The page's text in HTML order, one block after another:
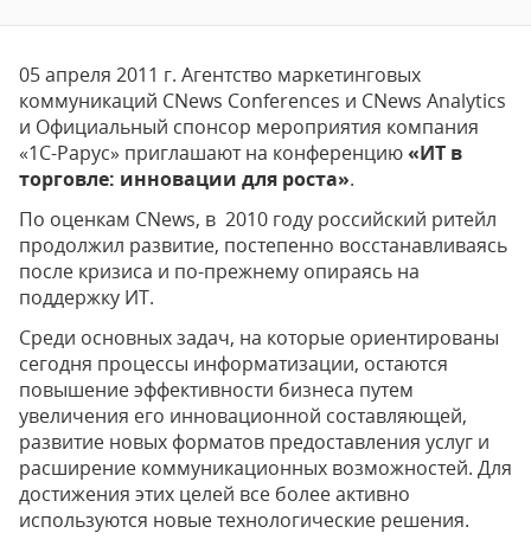
05 апреля 2011 г. Агентство маркетинговых
коммуникаций CNews Conferences и CNews Analytics
и Официальный спонсор мероприятия компания
«1С-Рарус» приглашают на конференцию«ИТ в
торговле: инновации для роста».
По оценкам CNews, в 2010 году российский ритейл
продолжил развитие, постепенно восстанавливаясь
после кризиса и по-прежнему опираясь на
поддержку ИТ.
Среди основных задач, на которые ориентированы
сегодня процессы информатизации, остаются
повышение эффективности бизнеса путем
увеличения его инновационной составляющей,
развитие новых форматов предоставления услуг и
расширение коммуникационных возможностей. Для
достижения этих целей все более активно
используются новые технологические решения.